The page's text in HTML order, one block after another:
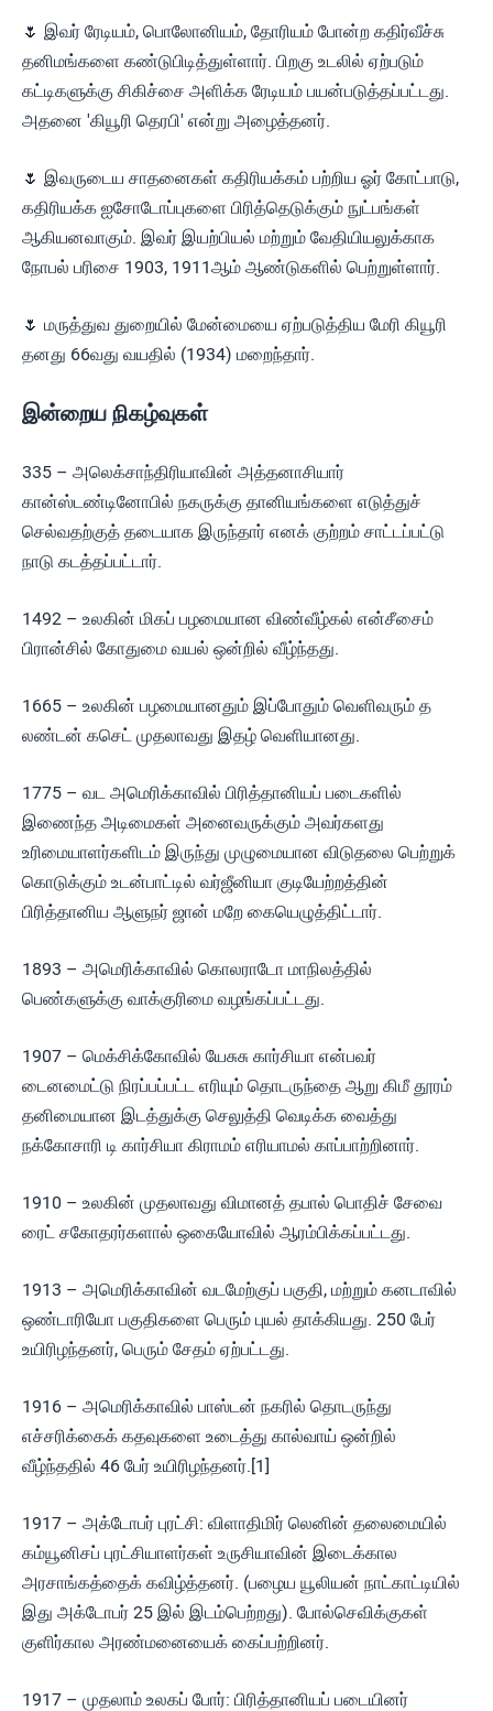
🌷 இவர் ரேடியம், பொலோனியம், தோரியம் போன்ற கதிர்வீச்சு
தனிமங்களை கண்டுபிடித்துள்ளார். பிறகு உடலில் ஏற்படும்
கட்டிகளுக்கு சிகிச்சை அளிக்க ரேடியம் பயன்படுத்தப்பட்டது.
அதனை 'கியூரி தெரபி' என்று அழைத்தனர்.
🌷 இவருடைய சாதனைகள் கதிரியக்கம் பற்றிய ஓர் கோட்பாடு,
கதிரியக்க ஐசோடோப்புகளை பிரித்தெடுக்கும் நுட்பங்கள்
ஆகியனவாகும். இவர் இயற்பியல் மற்றும் வேதியியலுக்காக
நோபல் பரிசை 1903, 1911ஆம் ஆண்டுகளில் பெற்றுள்ளார்.
🌷 மருத்துவ துறையில் மேன்மையை ஏற்படுத்திய மேரி கியூரி
தனது 66வது வயதில் (1934) மறைந்தார்.
இன்றைய நிகழ்வுகள்
335 – அலெக்சாந்திரியாவின் அத்தனாசியார்
கான்ஸ்டண்டினோபில் நகருக்கு தானியங்களை எடுத்துச்
செல்வதற்குத் தடையாக இருந்தார் எனக் குற்றம் சாட்டப்பட்டு
நாடு கடத்தப்பட்டார்.
1492 – உலகின் மிகப் பழமையான விண்வீழ்கல் என்சீசைம்
பிரான்சில் கோதுமை வயல் ஒன்றில் வீழ்ந்தது.
1665 – உலகின் பழமையானதும் இப்போதும் வெளிவரும் த
லண்டன் கசெட் முதலாவது இதழ் வெளியானது.
1775 – வட அமெரிக்காவில் பிரித்தானியப் படைகளில்
இணைந்த அடிமைகள் அனைவருக்கும் அவர்களது
உரிமையாளர்களிடம் இருந்து முழுமையான விடுதலை பெற்றுக்
கொடுக்கும் உடன்பாட்டில் வர்ஜீனியா குடியேற்றத்தின்
பிரித்தானிய ஆளுநர் ஜான் மறே கையெழுத்திட்டார்.
1893 – அமெரிக்காவில் கொலராடோ மாநிலத்தில்
பெண்களுக்கு வாக்குரிமை வழங்கப்பட்டது.
1907 – மெக்சிக்கோவில் யேசுசு கார்சியா என்பவர்
டைனமைட்டு நிரப்பப்பட்ட எரியும் தொடருந்தை ஆறு கிமீ தூரம்
தனிமையான இடத்துக்கு செலுத்தி வெடிக்க வைத்து
நக்கோசாரி டி கார்சியா கிராமம் எரியாமல் காப்பாற்றினார்.
1910 – உலகின் முதலாவது விமானத் தபால் பொதிச் சேவை
ரைட் சகோதரர்களால் ஒகையோவில் ஆரம்பிக்கப்பட்டது.
1913 – அமெரிக்காவின் வடமேற்குப் பகுதி, மற்றும் கனடாவில்
ஒண்டாரியோ பகுதிகளை பெரும் புயல் தாக்கியது. 250 பேர்
உயிரிழந்தனர், பெரும் சேதம் ஏற்பட்டது.
1916 – அமெரிக்காவில் பாஸ்டன் நகரில் தொடருந்து
எச்சரிக்கைக் கதவுகளை உடைத்து கால்வாய் ஒன்றில்
வீழ்ந்ததில் 46 பேர் உயிரிழந்தனர்.[1]
1917 – அக்டோபர் புரட்சி: விளாதிமிர் லெனின் தலைமையில்
கம்யூனிசப் புரட்சியாளர்கள் உருசியாவின் இடைக்கால
அரசாங்கத்தைக் கவிழ்த்தனர். (பழைய யூலியன் நாட்காட்டியில்
இது அக்டோபர் 25 இல் இடம்பெற்றது). போல்செவிக்குகள்
குளிர்கால அரண்மனையைக் கைப்பற்றினர்.
1917 – முதலாம் உலகப் போர்: பிரித்தானியப் படையினர்